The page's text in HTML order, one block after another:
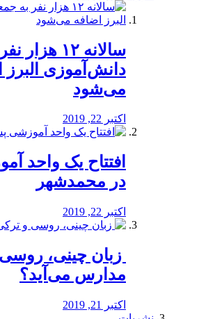
️سالانه ۱۲
دانش‌آموزی البرز
می‌شود
اکتبر 22, 2019
افتتاح یک واحد
در محمدشهر
اکتبر 22, 2019
زبان چینی،
مدارس می‌آید؟
اکتبر 21, 2019